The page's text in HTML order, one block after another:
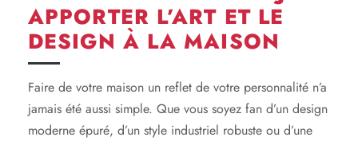
APPORTER L’ART ET LE
DESIGN À LA MAISON
Faire de votre maison un reflet de votre personnalité n’a
jamais été aussi simple. Que vous soyez fan d’un design
moderne épuré, d’un style industriel robuste ou d’une